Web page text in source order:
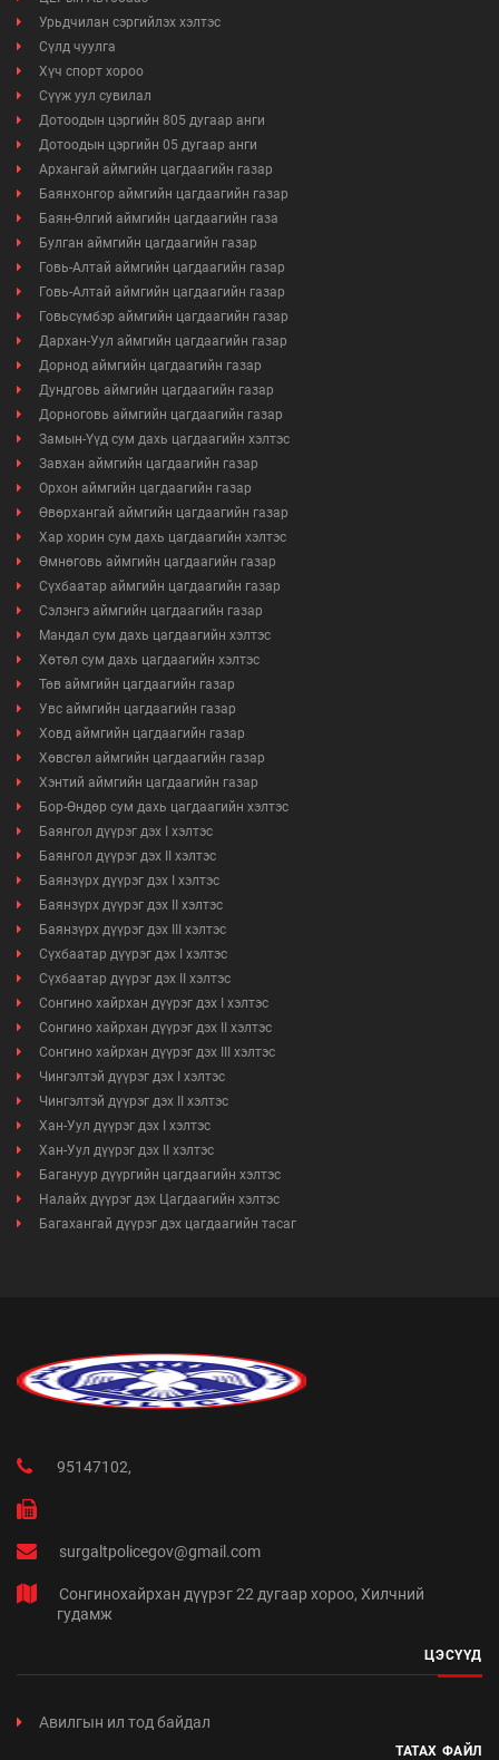
Урьдчилан сэргийлэх хэлтэс
Сүлд чуулга
Хүч спорт хороо
Сүүж уул сувилал
Дотоодын цэргийн 805 дугаар анги
Дотоодын цэргийн 05 дугаар анги
Архангай аймгийн цагдаагийн газар
Баянхонгор аймгийн цагдаагийн газар
Баян-Өлгий аймгийн цагдаагийн газа
Булган аймгийн цагдаагийн газар
Говь-Алтай аймгийн цагдаагийн газар
Говь-Алтай аймгийн цагдаагийн газар
Говьсүмбэр аймгийн цагдаагийн газар
Дархан-Уул аймгийн цагдаагийн газар
Дорнод аймгийн цагдаагийн газар
Дундговь аймгийн цагдаагийн газар
Дорноговь аймгийн цагдаагийн газар
Замын-Үүд сум дахь цагдаагийн хэлтэс
Завхан аймгийн цагдаагийн газар
Орхон аймгийн цагдаагийн газар
Өвөрхангай аймгийн цагдаагийн газар
Хар хорин сум дахь цагдаагийн хэлтэс
Өмнөговь аймгийн цагдаагийн газар
Сүхбаатар аймгийн цагдаагийн газар
Сэлэнгэ аймгийн цагдаагийн газар
Мандал сум дахь цагдаагийн хэлтэс
Хөтөл сум дахь цагдаагийн хэлтэс
Төв аймгийн цагдаагийн газар
Увс аймгийн цагдаагийн газар
Ховд аймгийн цагдаагийн газар
Хөвсгөл аймгийн цагдаагийн газар
Хэнтий аймгийн цагдаагийн газар
Бор-Өндөр сум дахь цагдаагийн хэлтэс
Баянгол дүүрэг дэх I хэлтэс
Баянгол дүүрэг дэх II хэлтэс
Баянзүрх дүүрэг дэх I хэлтэс
Баянзүрх дүүрэг дэх II хэлтэс
Баянзүрх дүүрэг дэх III хэлтэс
Сүхбаатар дүүрэг дэх I хэлтэс
Сүхбаатар дүүрэг дэх II хэлтэс
Сонгино хайрхан дүүрэг дэх I хэлтэс
Сонгино хайрхан дүүрэг дэх II хэлтэс
Сонгино хайрхан дүүрэг дэх III хэлтэс
Чингэлтэй дүүрэг дэх I хэлтэс
Чингэлтэй дүүрэг дэх II хэлтэс
Хан-Уул дүүрэг дэх I хэлтэс
Хан-Уул дүүрэг дэх II хэлтэс
Багануур дүүргийн цагдаагийн хэлтэс
Налайх дүүрэг дэх Цагдаагийн хэлтэс
Багахангай дүүрэг дэх цагдаагийн тасаг
95147102,
surgaltpolicegov@gmail.com
Сонгинохайрхан дүүрэг 22 дугаар хороо, Хилчний
гудамж
ЦЭСҮҮД
Авилгын ил тод байдал
ТАТАХ ФАЙЛ